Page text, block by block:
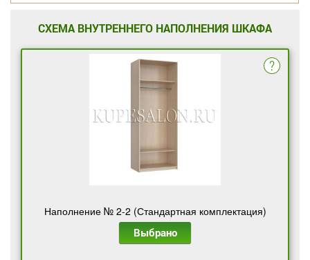
СХЕМА ВНУТРЕННЕГО НАПОЛНЕНИЯ ШКАФА
Наполнение № 2-2 (Стандартная комплектация)
Выбрано